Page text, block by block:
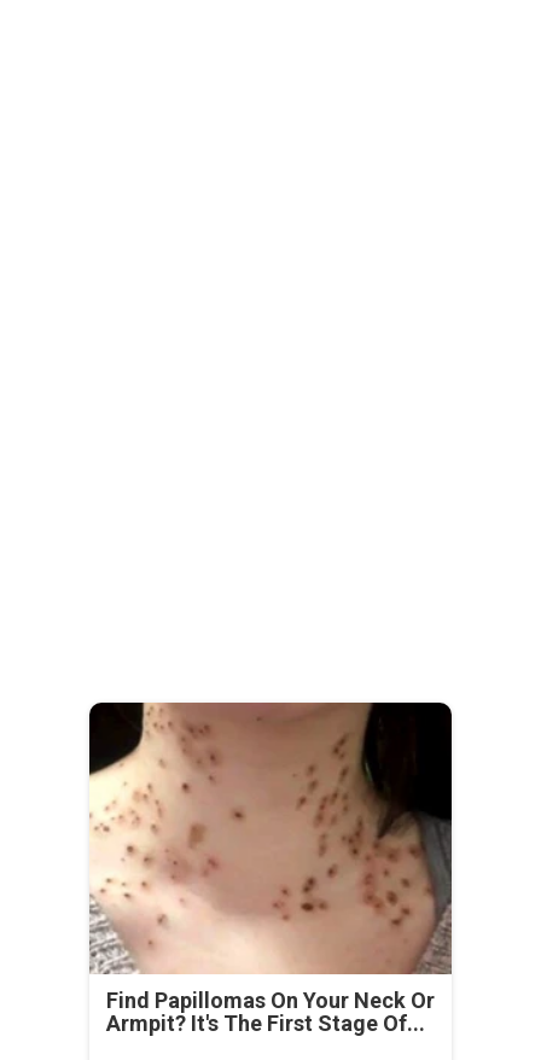
Find Papillomas On Your Neck Or
Armpit? It's The First Stage Of...